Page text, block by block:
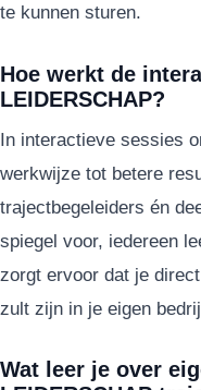
te kunnen sturen.
Hoe werkt de
LEIDERSCHAP?
In interactieve sessies
werkwijze tot betere
trajectbegeleiders én
spiegel voor, iedereen
zorgt ervoor dat je
zult zijn in je eigen
Wat leer je over